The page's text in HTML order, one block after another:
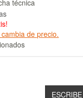
técnica
de precio.